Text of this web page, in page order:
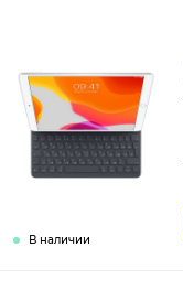
В наличии